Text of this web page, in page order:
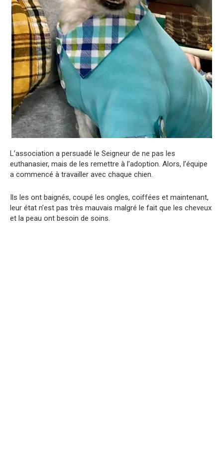
L’association a persuadé le Seigneur de ne pas les
euthanasier, mais de les remettre à l’adoption. Alors, l’équipe
a commencé à travailler avec chaque chien.
Ils les ont baignés, coupé les ongles, coiffées et maintenant,
leur état n’est pas très mauvais malgré le fait que les cheveux
et la peau ont besoin de soins.